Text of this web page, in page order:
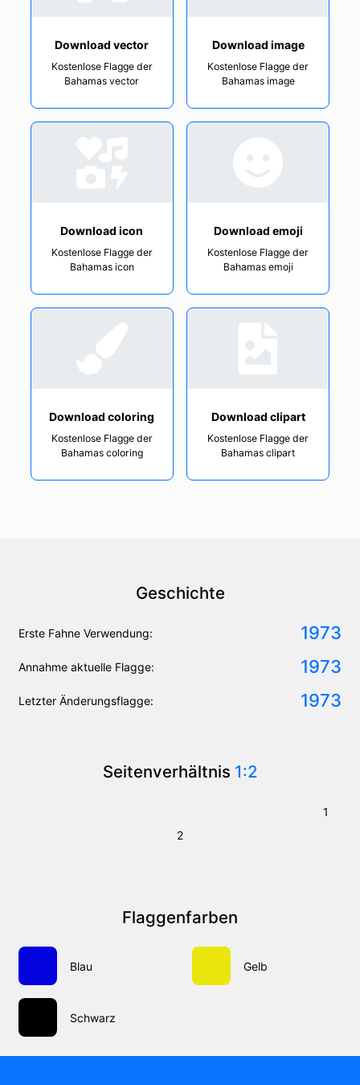
Download vector
Kostenlose Flagge der
Bahamas vector
Download image
Kostenlose Flagge der
Bahamas image
Download icon
Kostenlose Flagge der
Bahamas icon
Download emoji
Kostenlose Flagge der
Bahamas emoji
Download coloring
Kostenlose Flagge der
Bahamas coloring
Download clipart
Kostenlose Flagge der
Bahamas clipart
Geschichte
Erste Fahne Verwendung: 1973
Annahme aktuelle Flagge: 1973
Letzter Änderungsflagge: 1973
Seitenverhältnis 1:2
2
1
Flaggenfarben
Blau Gelb
Schwarz